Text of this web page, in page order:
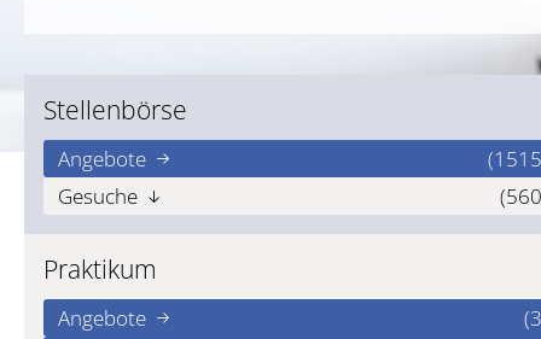
Stellenbörse
Angebote
Gesuche
Praktikum
Angebote